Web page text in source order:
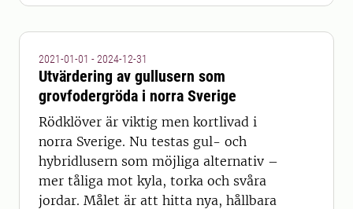
2021-01-01 - 2024-12-31
Utvärdering av gullusern som
grovfodergröda i norra Sverige
Rödklöver är viktig men kortlivad i
norra Sverige. Nu testas gul- och
hybridlusern som möjliga alternativ –
mer tåliga mot kyla, torka och svåra
jordar. Målet är att hitta nya, hållbara